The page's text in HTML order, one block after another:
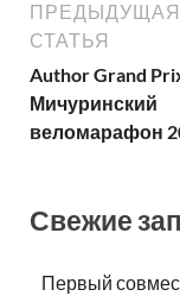
ПРЕДЫДУЩАЯ
СТАТЬЯ
Author Grand
Мичуринский
веломарафон
Свежие
Первый